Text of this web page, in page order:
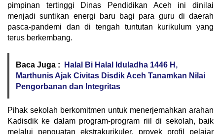
pimpinan tertinggi Dinas Pendidikan Aceh ini dinilai
menjadi suntikan energi baru bagi para guru di daerah
pasca-pandemi dan di tengah tuntutan kurikulum yang
terus berkembang.
Baca Juga :
Halal Bi Halal Iduladha 1446 H,
Marthunis Ajak Civitas Disdik Aceh Tanamkan Nilai
Pengorbanan dan Integritas
Pihak sekolah berkomitmen untuk menerjemahkan arahan
Kadisdik ke dalam program-program riil di sekolah, baik
melalui penguatan ekstrakurikuler, proyek profil pelajar